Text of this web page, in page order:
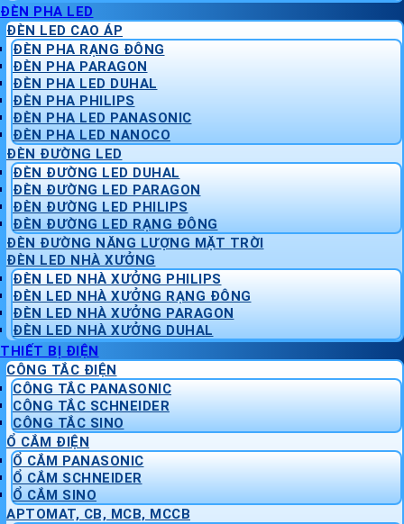
ĐÈN PHA LED
ĐÈN LED CAO ÁP
ĐÈN PHA RẠNG ĐÔNG
ĐÈN PHA PARAGON
ĐÈN PHA LED DUHAL
ĐÈN PHA PHILIPS
ĐÈN PHA LED PANASONIC
ĐÈN PHA LED NANOCO
ĐÈN ĐƯỜNG LED
ĐÈN ĐƯỜNG LED DUHAL
ĐÈN ĐƯỜNG LED PARAGON
ĐÈN ĐƯỜNG LED PHILIPS
ĐÈN ĐƯỜNG LED RẠNG ĐÔNG
ĐÈN ĐƯỜNG NĂNG LƯỢNG MẶT TRỜI
ĐÈN LED NHÀ XƯỞNG
ĐÈN LED NHÀ XƯỞNG PHILIPS
ĐÈN LED NHÀ XƯỞNG RẠNG ĐÔNG
ĐÈN LED NHÀ XƯỞNG PARAGON
ĐÈN LED NHÀ XƯỞNG DUHAL
THIẾT BỊ ĐIỆN
CÔNG TẮC ĐIỆN
CÔNG TẮC PANASONIC
CÔNG TẮC SCHNEIDER
CÔNG TẮC SINO
Ổ CẮM ĐIỆN
Ổ CẮM PANASONIC
Ổ CẮM SCHNEIDER
Ổ CẮM SINO
APTOMAT, CB, MCB, MCCB